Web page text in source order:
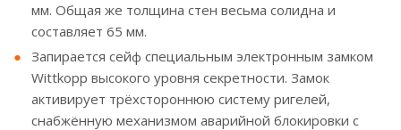
мм. Общая же толщина стен весьма солидна и
составляет 65 мм.
Запирается сейф специальным электронным замком
Wittkopp высокого уровня секретности. Замок
активирует трёхстороннюю систему ригелей,
снабжённую механизмом аварийной блокировки с